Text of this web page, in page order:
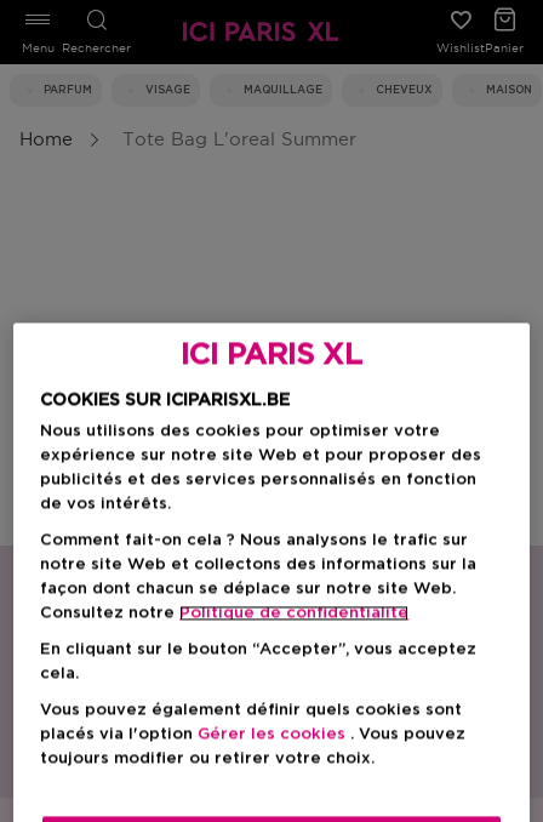
Rechercher WishlistPanier
PARFUM VISAGE MAQUILLAGE CHEVEUX MAISON
Menu
Home Tote Bag L'oreal Summer
Avec une gamme étendue de parfums, de produits de soin et cosmétiques,
ICI PARIS XL est le spécialiste beauté par excellence en Belgique.
Découvrez nos actions, promotions, conseils beauté et trouvez la parfumerie
ICI PARIS XL la plus proche de chez vous. Commandez également nos
ICI PARIS XL
COOKIES SUR ICIPARISXL.BE
Nous utilisons des cookies pour optimiser votre
expérience sur notre site Web et pour proposer des
publicités et des services personnalisés en fonction
de vos intérêts.
Comment fait-on cela ? Nous analysons le trafic sur
notre site Web et collectons des informations sur la
façon dont chacun se déplace sur notre site Web.
Consultez notre Politique de confidentialite
En cliquant sur le bouton “Accepter”, vous acceptez
cela.
Vous pouvez également définir quels cookies sont
placés via l'option Gérer les cookies . Vous pouvez
toujours modifier ou retirer votre choix.